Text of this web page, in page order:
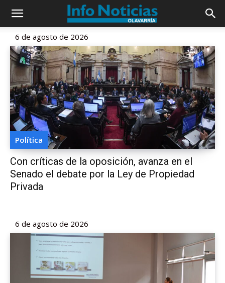
6 de agosto de 2026
Política
Con críticas de la oposición, avanza en el
Senado el debate por la Ley de Propiedad
Privada
6 de agosto de 2026